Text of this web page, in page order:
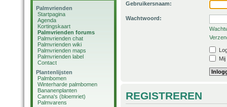
Palmvrienden
Startpagina
Agenda
Kortingskaart
Palmvrienden forums
Palmvrienden chat
Palmvrienden wiki
Palmvrienden maps
Palmvrienden label
Contact
Plantenlijsten
Palmbomen
Winterharde palmbomen
Bananenplanten
Canna's (bloemriet)
Palmvarens
Gebruikersnaam:
Wachtwoord:
REGISTREREN